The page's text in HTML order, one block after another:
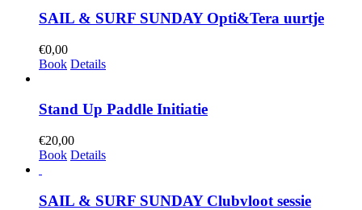
SAIL & SURF SUNDAY Opti&Tera uurtje
€0,00
Book Details
Stand Up Paddle Initiatie
€20,00
Book Details
SAIL & SURF SUNDAY Clubvloot sessie